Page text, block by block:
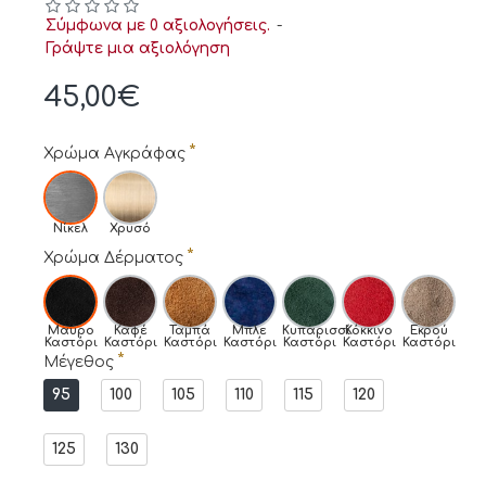
Σύμφωνα με 0 αξιολογήσεις. -
Γράψτε μια αξιολόγηση
45,00€
Χρώμα Αγκράφας
Νίκελ Χρυσό
Χρώμα Δέρματος
Μαύρο
Καστόρι
Καφέ
Καστόρι
Ταμπά
Καστόρι
Μπλε
Καστόρι
Κυπαρισσί
Καστόρι
Κόκκινο
Καστόρι
Εκρού
Καστόρι
Μέγεθος
95
100 105 110 115 120
125 130